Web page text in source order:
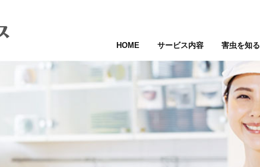
HOME サービス内容 害虫を知る